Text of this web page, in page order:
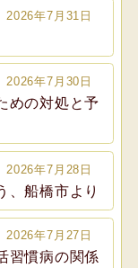
2026年7月31日
2026年7月30日
めの対処と予
2026年7月28日
、船橋市より
2026年7月27日
習慣病の関係